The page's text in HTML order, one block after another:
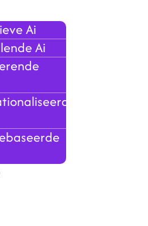
Ai
Ai